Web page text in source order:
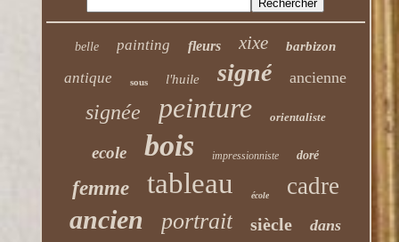
belle painting fleurs xixe barbizon
antique sous l'huile signé ancienne
signée peinture orientaliste
ecole bois impressionniste doré
femme tableau école cadre
ancien portrait siècle dans